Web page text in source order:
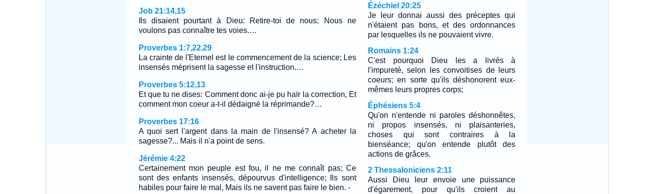
Job 21:14,15
Ils disaient pourtant à Dieu: Retire-toi de nous; Nous ne
voulons pas connaître tes voies.…
Proverbes 1:7,22,29
La crainte de l'Eternel est le commencement de la science; Les
insensés méprisent la sagesse et l'instruction.…
Proverbes 5:12,13
Et que tu ne dises: Comment donc ai-je pu haïr la correction, Et
comment mon coeur a-t-il dédaigné la réprimande?…
Proverbes 17:16
A quoi sert l'argent dans la main de l'insensé? A acheter la
sagesse?... Mais il n'a point de sens.
Jérémie 4:22
Certainement mon peuple est fou, il ne me connaît pas; Ce
sont des enfants insensés, dépourvus d'intelligence; Ils sont
habiles pour faire le mal, Mais ils ne savent pas faire le bien. -
Ézéchiel 20:25
Je leur donnai aussi des préceptes qui
n'étaient pas bons, et des ordonnances
par lesquelles ils ne pouvaient vivre.
Romains 1:24
C'est pourquoi Dieu les a livrés à
l'impureté, selon les convoitises de leurs
coeurs; en sorte qu'ils déshonorent eux-
mêmes leurs propres corps;
Éphésiens 5:4
Qu'on n'entende ni paroles déshonnêtes,
ni propos insensés, ni plaisanteries,
choses qui sont contraires à la
bienséance; qu'on entende plutôt des
actions de grâces.
2 Thessaloniciens 2:11
Aussi Dieu leur envoie une puissance
d'égarement, pour qu'ils croient au